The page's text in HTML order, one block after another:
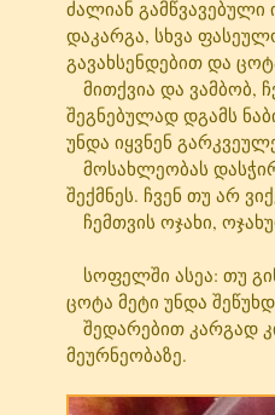
ძალიან
დაკარგა, სხვა
გავახსენდებით და
მითქვია და ვამბობ,
შეგნებულად დგამს
უნდა იყვნენ
მოსახლეობას
შექმნეს. ჩვენ თუ არ
ჩემთვის ოჯახი,
სოფელში ასეა: თუ
ცოტა მეტი უნდა
შედარებით კარგად
მეურნეობაზე.